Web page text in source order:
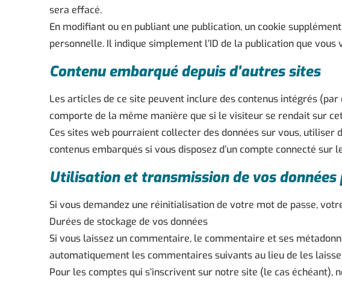
sera effacé.
En modifiant ou en publiant une publication, un cookie
personnelle. Il indique simplement l’ID de la publication que vous
Contenu embarqué depuis d’autres sites
Les articles de ce site peuvent inclure des contenus intégrés
comporte de la même manière que si le visiteur se rendait sur
Ces sites web pourraient collecter des données sur vous,
contenus embarqués si vous disposez d’un compte connecté sur
Utilisation et transmission de vos données
Si vous demandez une réinitialisation de votre mot de passe,
Durées de stockage de vos données
Si vous laissez un commentaire, le commentaire et ses
automatiquement les commentaires suivants au lieu de les
Pour les comptes qui s’inscrivent sur notre site (le cas